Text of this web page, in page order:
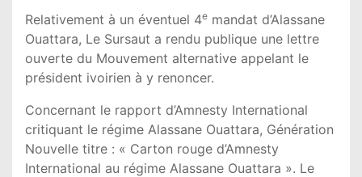
Relativement à un éventuel 4e mandat d’Alassane
Ouattara, Le Sursaut a rendu publique une lettre
ouverte du Mouvement alternative appelant le
président ivoirien à y renoncer.
Concernant le rapport d’Amnesty International
critiquant le régime Alassane Ouattara, Génération
Nouvelle titre : « Carton rouge d’Amnesty
International au régime Alassane Ouattara ». Le